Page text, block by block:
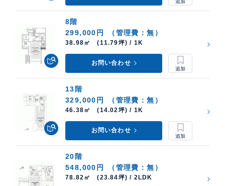
8階
299,000円
（管理費：無）
38.98㎡ (11.79坪) / 1K
お問い合わせ
13階
329,000円
（管理費：無）
46.38㎡ (14.02坪) / 1K
お問い合わせ
20階
548,000円
（管理費：無）
78.82㎡ (23.84坪) / 2LDK